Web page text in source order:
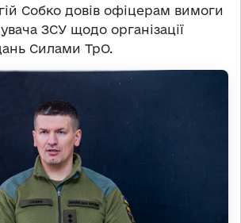
Собко довів офіцерам вимоги
ЗСУ щодо організації
Силами ТрО.